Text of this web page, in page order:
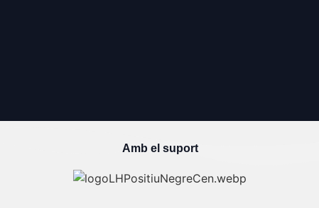
Amb el suport